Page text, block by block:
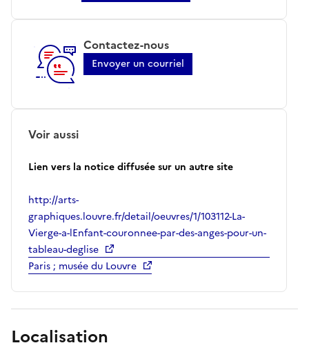
Contactez-nous
Envoyer un courriel
Voir aussi
Lien vers la notice diffusée sur un autre site
http://arts-
graphiques.louvre.fr/detail/oeuvres/1/103112-La-
Vierge-a-lEnfant-couronnee-par-des-anges-pour-un-
tableau-deglise
Paris ; musée du Louvre
Localisation